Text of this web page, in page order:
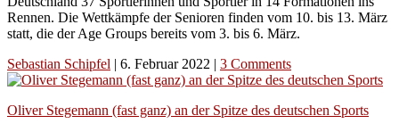
Rennen. Die Wettkämpfe der Senioren finden vom 10. bis 13. März
statt, die der Age Groups bereits vom 3. bis 6. März.
Sebastian Schipfel | 6. Februar 2022 | 3 Comments
Oliver Stegemann (fast ganz) an der Spitze des deutschen Sports